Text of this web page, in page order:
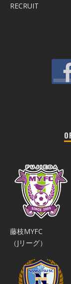
RECRUIT
藤枝MYFC
（Jリーグ）